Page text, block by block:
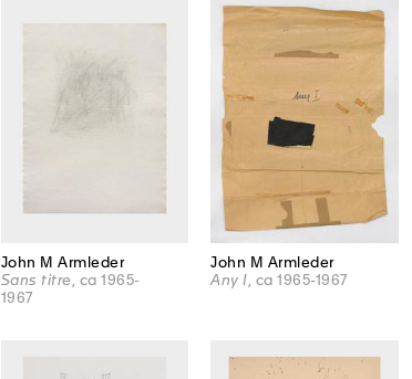
John M Armleder
Sans titre , ca 1965-
1967
John M Armleder
Any I , ca 1965-1967